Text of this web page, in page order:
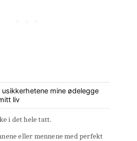
mine ødelegge
liv
i det hele tatt.
eller mennene med perfekt